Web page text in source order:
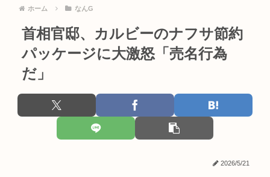
とめられ...
有識者「日本人からモラルが無くなってきてる。何故だ…」
森山前自民党幹事長「日中首脳会談の写真を高市が勝手にSNS
に上げ...
小泉進次郎、自衛隊の退役軍人への「支援庁」新設を検討
日本政府、通信監視へ 「トクリュウ対策」
洪水が市...
【画像】どえらい爆乳の高1JK、発見される
【 】Xbox、約50%値上げwww
冥王計画ゼオライマーさんたった2回のスパロボ参戦で大人気
ロボ作品...
左後輪がバースト…新東名でキャンピングカーが中央分離帯に
ホーム なんG
首相官邸、カルビーのナフサ節約
パッケージに大激怒「売名行為
だ」
2026/5/21